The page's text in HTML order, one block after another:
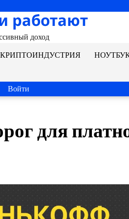
работают
доход
КРИПТОИНДУСТРИЯ
Войти
для